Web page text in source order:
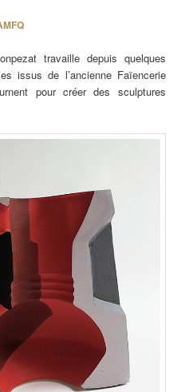
travaille depuis quelques
issus de l’ancienne Faïencerie
pour créer des sculptures